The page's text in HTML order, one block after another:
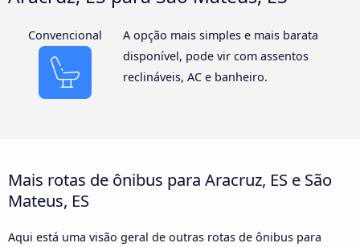
Convencional
A opção mais simples e mais barata
disponível, pode vir com assentos
reclináveis, AC e banheiro.
Mais rotas de ônibus para Aracruz, ES e São
Mateus, ES
Aqui está uma visão geral de outras rotas de ônibus para